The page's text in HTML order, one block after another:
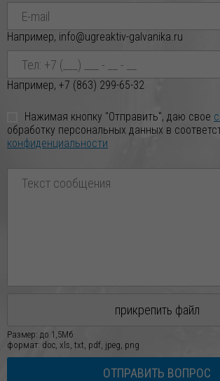
Например, info@ugreaktiv-galvanika.ru
Например, +7 (863) 299-65-32
Нажимая кнопку "Отправить", даю свое
обработку персональных данных в
конфиденциальности
прикрепить файл
Размер: до 1,5Мб
формат: doc, xls, txt, pdf, jpeg, png
ОТПРАВИТЬ ВОПРОС